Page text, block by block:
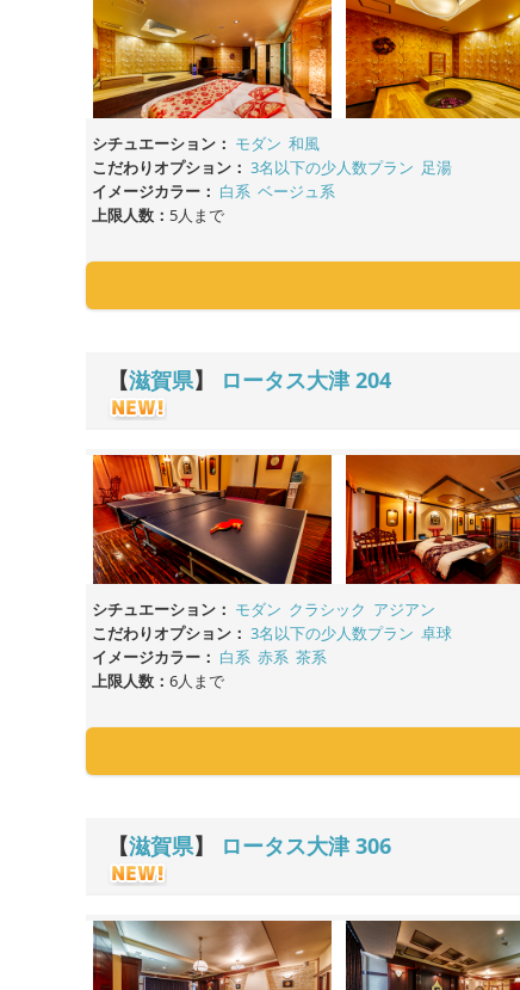
シチュエーション： モダン 和風
こだわりオプション： 3名以下の少人数プラン 足湯
イメージカラー： 白系 ベージュ系
上限人数： 5人まで
【滋賀県】 ロータス大津 204
シチュエーション： モダン クラシック アジアン
こだわりオプション： 3名以下の少人数プラン 卓球
イメージカラー： 白系 赤系 茶系
上限人数： 6人まで
【滋賀県】 ロータス大津 306